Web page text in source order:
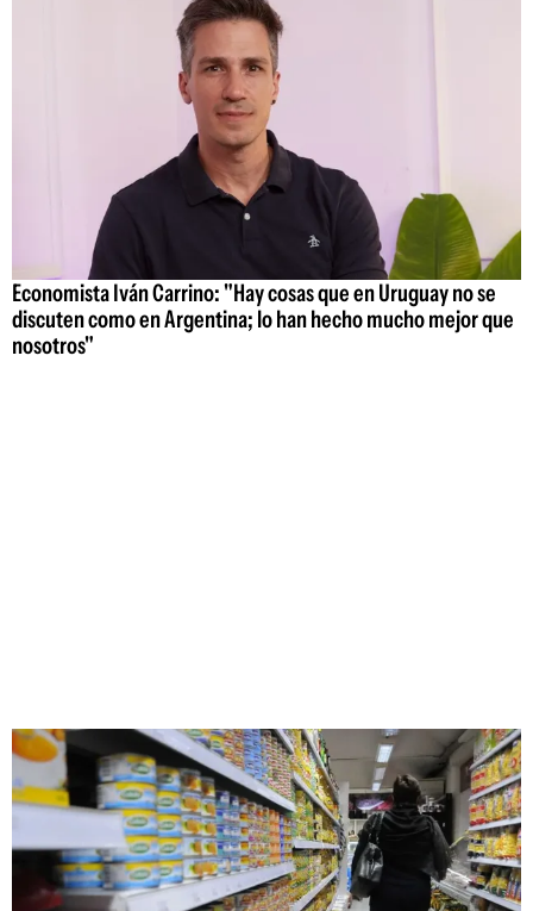
Economista Iván Carrino: "Hay cosas que en Uruguay no se
discuten como en Argentina; lo han hecho mucho mejor que
nosotros"